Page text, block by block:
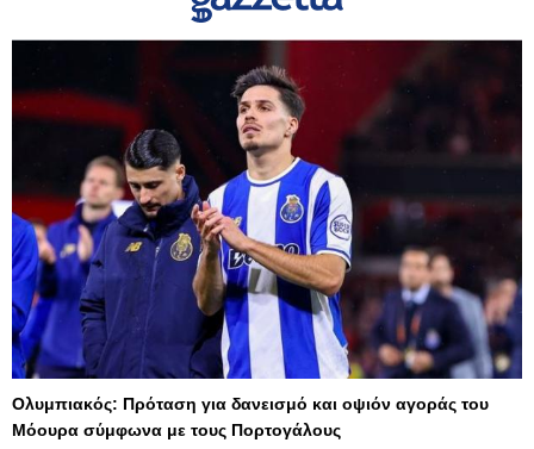
Ολυμπιακός: Πρόταση για δανεισμό και οψιόν αγοράς του
Μόουρα σύμφωνα με τους Πορτογάλους